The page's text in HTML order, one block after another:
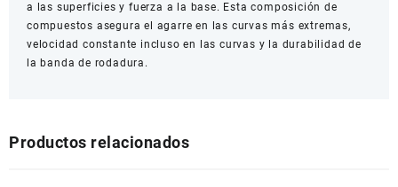
a las superficies y fuerza a la base. Esta composición de
compuestos asegura el agarre en las curvas más extremas,
velocidad constante incluso en las curvas y la durabilidad de
la banda de rodadura.
Productos relacionados